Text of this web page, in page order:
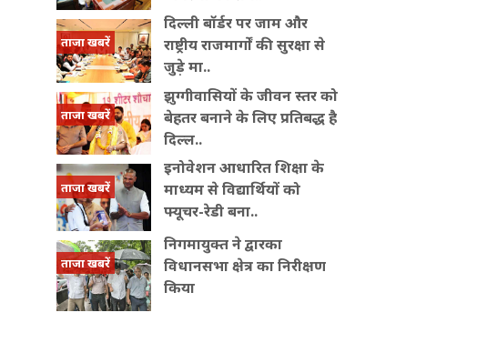
ताजा खबरें
दिल्ली बॉर्डर पर जाम और
राष्ट्रीय राजमार्गों की सुरक्षा से
जुड़े मा..
ताजा खबरें
झुग्गीवासियों के जीवन स्तर को
बेहतर बनाने के लिए प्रतिबद्ध है
दिल्ल..
ताजा खबरें
इनोवेशन आधारित शिक्षा के
माध्यम से विद्यार्थियों को
फ्यूचर-रेडी बना..
ताजा खबरें
निगमायुक्त ने द्वारका
विधानसभा क्षेत्र का निरीक्षण
किया